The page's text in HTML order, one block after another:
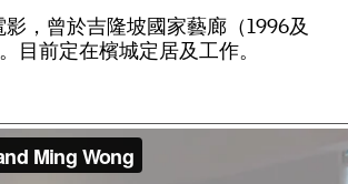
影 ， 曾於吉隆坡國家藝廊（1996及
。 目前定在檳城定居及工作。